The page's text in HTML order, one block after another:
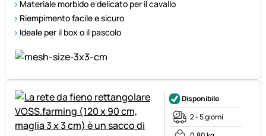
Materiale morbido e delicato per il cavallo
Riempimento facile e sicuro
Ideale per il box o il pascolo
Disponibile
2 - 5 giorni